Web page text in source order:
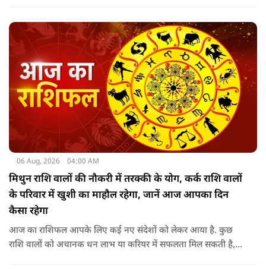
06 Aug, 2026 04:00 AM
मिथुन राशि वालों की नौकरी में तरक्की के योग, कर्क राशि वालों
के परिवार में खुशी का माहौल रहेगा, जानें आज आपका दिन
कैसा रहेगा
आज का राशिफल आपके लिए कई नए संदेशों को लेकर आया है. कुछ
राशि वालों को अचानक धन लाभ या करियर में सफलता मिल सकती है,